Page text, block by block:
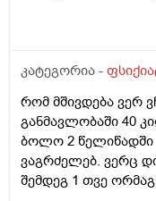
ჩავიტარე მაგრამ
ვიღვიძებ და
საძილე და
ისევ იჩინეს
კატეგორია -
რომ მშივდება ვერ
განმავლობაში 40
ბოლო 2 წელიწადში
ვაგრძელებ. ვერც
შემდეგ 1 თვე